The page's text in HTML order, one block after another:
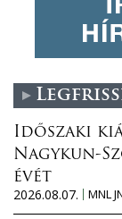
Időszaki
Nagykun-
évét
2026.08.07.
MNL